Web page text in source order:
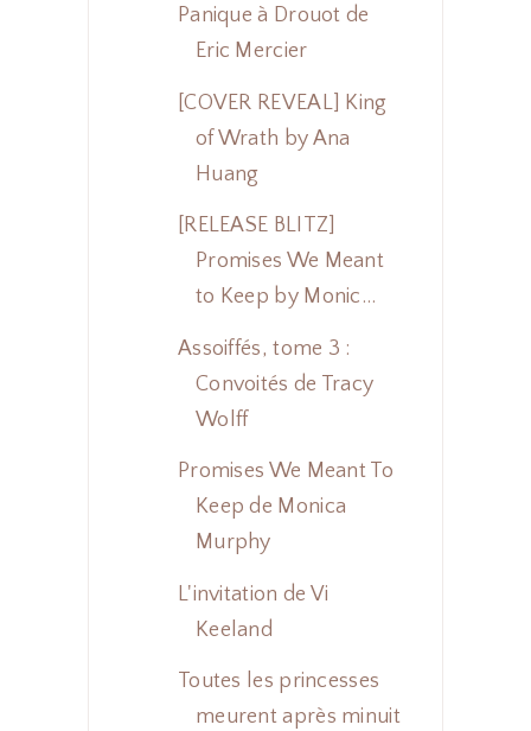
Panique à Drouot de
Eric Mercier
[COVER REVEAL] King
of Wrath by Ana
Huang
[RELEASE BLITZ]
Promises We Meant
to Keep by Monic...
Assoiffés, tome 3 :
Convoités de Tracy
Wolff
Promises We Meant To
Keep de Monica
Murphy
L'invitation de Vi
Keeland
Toutes les princesses
meurent après minuit